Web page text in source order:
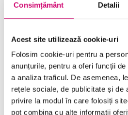
Consimțământ Detalii
Acest site utilizează cookie-uri
Folosim cookie-uri pentru a
anunțurile, pentru a oferi funcții
a analiza traficul. De asemenea,
rețele sociale, de publicitate și de
privire la modul în care folosiți
pot combina cu alte informații
Categorii de Cursuri
Comunicare
Dezvoltare personală și
Finanțe
Limba Engleză